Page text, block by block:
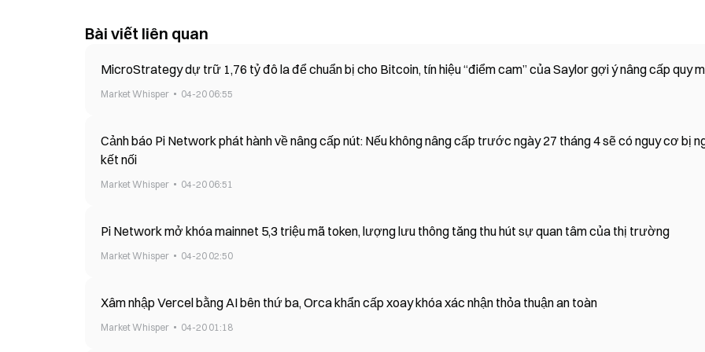
Bài viết liên quan
MicroStrategy dự trữ 1,76 tỷ đô la để chuẩn bị cho Bitcoin, tín hiệu “điểm cam” của Saylor gợi ý nâng cấp quy
Market Whisper 04-20 06:55
Cảnh báo Pi Network phát hành về nâng cấp nút: Nếu không nâng cấp trước ngày 27 tháng 4 sẽ có nguy cơ bị
kết nối
Market Whisper 04-20 06:51
Pi Network mở khóa mainnet 5,3 triệu mã token, lượng lưu thông tăng thu hút sự quan tâm của thị trường
Market Whisper 04-20 02:50
Xâm nhập Vercel bằng AI bên thứ ba, Orca khẩn cấp xoay khóa xác nhận thỏa thuận an toàn
Market Whisper 04-20 01:18